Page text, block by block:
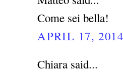
Come sei bella!
APRIL 17,
Chiara said...